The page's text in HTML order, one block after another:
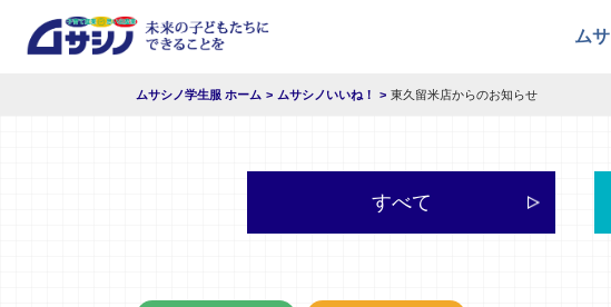
ム
ムサシノ学生服 ホーム ムサシノいいね！ 東久留米店からのお知らせ
すべて